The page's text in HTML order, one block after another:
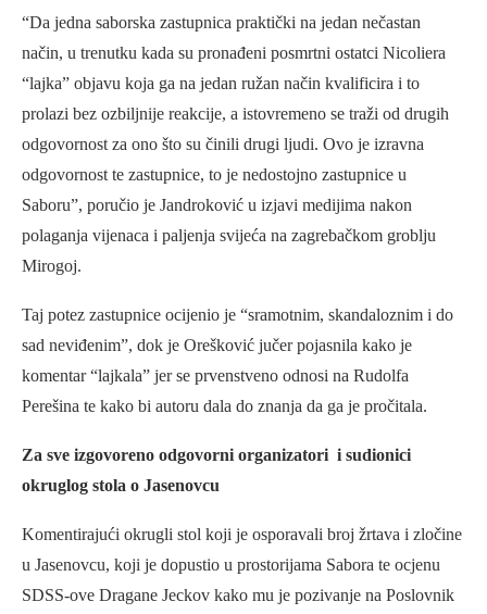
“Da jedna saborska zastupnica praktički na jedan nečastan
način, u trenutku kada su pronađeni posmrtni ostatci Nicoliera
“lajka” objavu koja ga na jedan ružan način kvalificira i to
prolazi bez ozbiljnije reakcije, a istovremeno se traži od drugih
odgovornost za ono što su činili drugi ljudi. Ovo je izravna
odgovornost te zastupnice, to je nedostojno zastupnice u
Saboru”, poručio je Jandroković u izjavi medijima nakon
polaganja vijenaca i paljenja svijeća na zagrebačkom groblju
Mirogoj.
Taj potez zastupnice ocijenio je “sramotnim, skandaloznim i do
sad neviđenim”, dok je Orešković jučer pojasnila kako je
komentar “lajkala” jer se prvenstveno odnosi na Rudolfa
Perešina te kako bi autoru dala do znanja da ga je pročitala.
Za sve izgovoreno odgovorni organizatori i sudionici
okruglog stola o Jasenovcu
Komentirajući okrugli stol koji je osporavali broj žrtava i zločine
u Jasenovcu, koji je dopustio u prostorijama Sabora te ocjenu
SDSS-ove Dragane Jeckov kako mu je pozivanje na Poslovnik